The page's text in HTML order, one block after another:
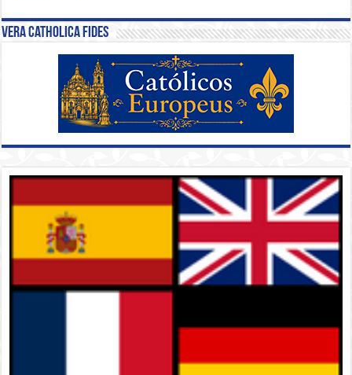
Vera Catholica Fides